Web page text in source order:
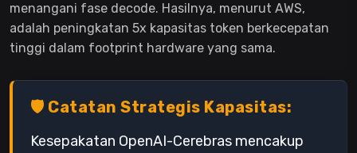
menangani fase decode. Hasilnya, menurut AWS,
adalah peningkatan 5x kapasitas token berkecepatan
tinggi dalam footprint hardware yang sama.
🛡️ Catatan Strategis Kapasitas:
Kesepakatan OpenAI-Cerebras mencakup